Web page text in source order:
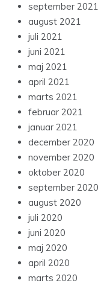
september 2021
august 2021
juli 2021
juni 2021
maj 2021
april 2021
marts 2021
februar 2021
januar 2021
december 2020
november 2020
oktober 2020
september 2020
august 2020
juli 2020
juni 2020
maj 2020
april 2020
marts 2020